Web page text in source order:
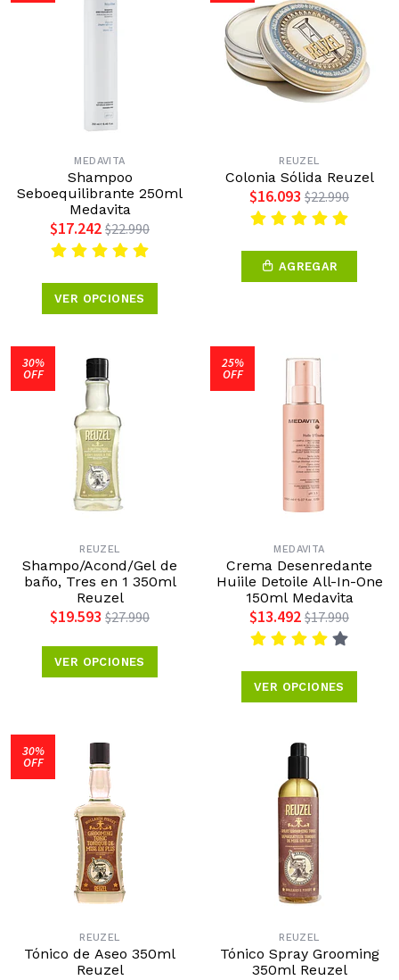
MEDAVITA
Shampoo
Seboequilibrante 250ml
Medavita
$17.242 $22.990
VER OPCIONES
REUZEL
Colonia Sólida Reuzel
$16.093 $22.990
AGREGAR
30%
OFF
REUZEL
Shampo/Acond/Gel de
baño, Tres en 1 350ml
Reuzel
$19.593 $27.990
VER OPCIONES
25%
OFF
MEDAVITA
Crema Desenredante
Huiile Detoile All-In-One
150ml Medavita
$13.492 $17.990
VER OPCIONES
30%
OFF
REUZEL
Tónico de Aseo 350ml
Reuzel
REUZEL
Tónico Spray Grooming
350ml Reuzel